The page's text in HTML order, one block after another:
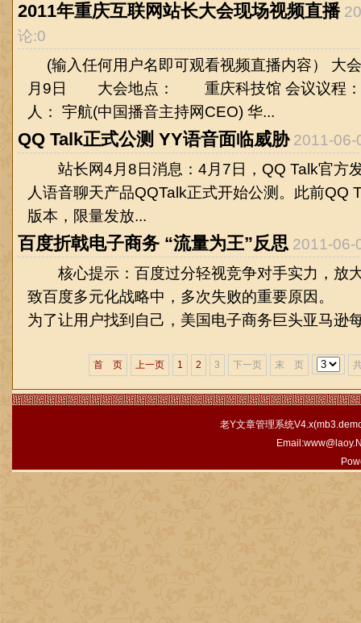
2011年重庆互联网站长大会现场视频直播
论:0
(输入任何用户名即可观看视频直播内容）
月9日 大会地点： 重庆科技馆 会议议程
人： 宇航(中国播音主持网CEO) 华...
QQ Talk正式公测 YY语音面临威胁 2011-06-
站长网4月8日消息：4月7日，QQ Talk官方
人语音聊天产品QQTalk正式开始公测。此前QQ
版本，限量发放...
百度折戟电子商务 “流量为王”反思 2011-06-
核心提示：百度过分轻视竞争对手实力，放
致百度多元化战略中，多次失败的重要原
为了让用户找到自己，美国电子商务巨头亚马逊
首 页 上一页 1 2 3 下一页 末 页
老Y文章管理系统V4.x(